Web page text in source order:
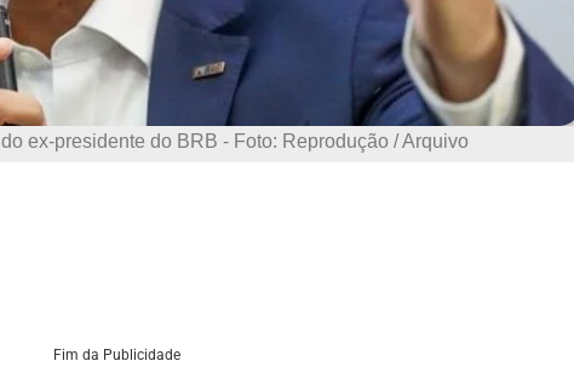
ex-presidente do BRB - Foto: Reprodução / Arquivo
Fim da Publicidade